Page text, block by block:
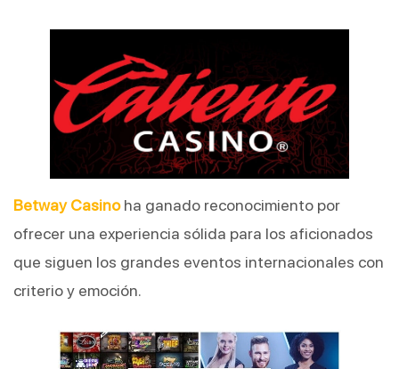
Betway Casino ha ganado reconocimiento por
ofrecer una experiencia sólida para los aficionados
que siguen los grandes eventos internacionales con
criterio y emoción.